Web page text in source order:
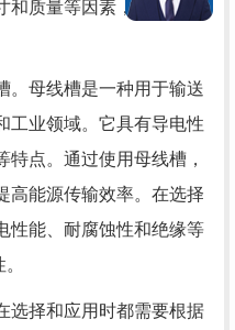
质量等因素，以满足特
。母线槽是一种用于输送
工业领域。它具有导电性
点。通过使用母线槽，
高能源传输效率。在选择
性能、耐腐蚀性和绝缘等
选择和应用时都需要根据